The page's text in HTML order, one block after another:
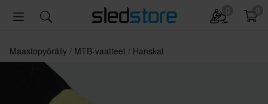
Maastopyöräily MTB-vaatteet Hanskat